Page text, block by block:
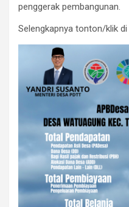
penggerak pembangunan.
Selengkapnya tonton/klik di